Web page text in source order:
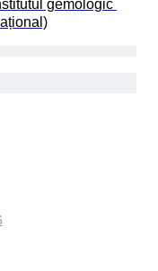
gemologic